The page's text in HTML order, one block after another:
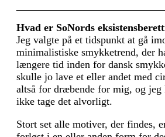
Hvad er SoNords
Jeg valgte på et tidspunkt at gå
minimalistiske smykketrend, der
længere tid inden for dansk
skulle jo lave et eller andet med
altså for dræbende for mig, og jeg
ikke tage det alvorligt.
Stort set alle motiver, der findes,